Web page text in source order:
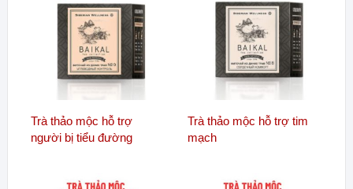
Trà thảo mộc hỗ trợ
người bị tiểu đường
Trà thảo mộc hỗ trợ tim
mạch